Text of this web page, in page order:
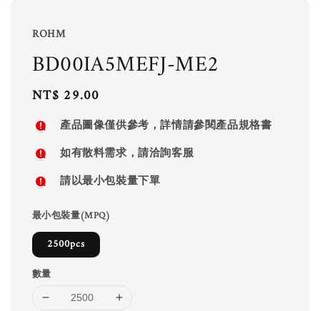
ROHM
BD00IA5MEFJ-ME2
Regular
price
NT$ 29.00
產品圖像僅供參考，詳情請參閱產品規格書
如有散料需求，請洽詢客服
請以最小包裝量下單
最小包裝量(MPQ)
2500pcs
數量